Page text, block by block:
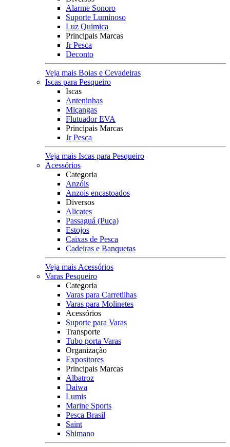
Alarme Sonoro
Suporte Luminoso
Luz Quimica
Principais Marcas
Jr Pesca
Deconto
Veja mais Boias e Cevadeiras
Iscas para Pesqueiro
Iscas
Anteninhas
Miçangas
Flutuador EVA
Principais Marcas
Jr Pesca
Veja mais Iscas para Pesqueiro
Acessórios
Categoria
Anzóis
Anzois encastoados
Diversos
Alicates
Passaguá (Puça)
Estojos
Caixas de Pesca
Cadeiras e Banquetas
Veja mais Acessórios
Varas Pesqueiro
Categoria
Varas para Carretilhas
Varas para Molinetes
Acessórios
Suporte para Varas
Transporte
Tubo porta Varas
Organização
Expositores
Principais Marcas
Albatroz
Daiwa
Lumis
Marine Sports
Pesca Brasil
Saint
Shimano